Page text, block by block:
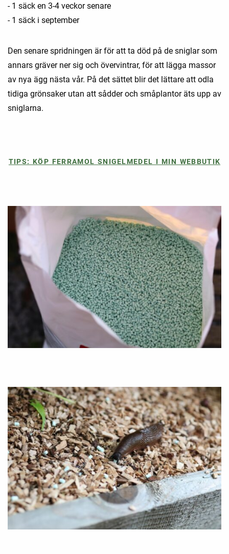
- 1 säck en 3-4 veckor senare
- 1 säck i september
Den senare spridningen är för att ta död på de sniglar som
annars gräver ner sig och övervintrar, för att lägga massor
av nya ägg nästa vår. På det sättet blir det lättare att odla
tidiga grönsaker utan att sådder och småplantor äts upp av
sniglarna.
TIPS: KÖP FERRAMOL SNIGELMEDEL I MIN WEBBUTIK